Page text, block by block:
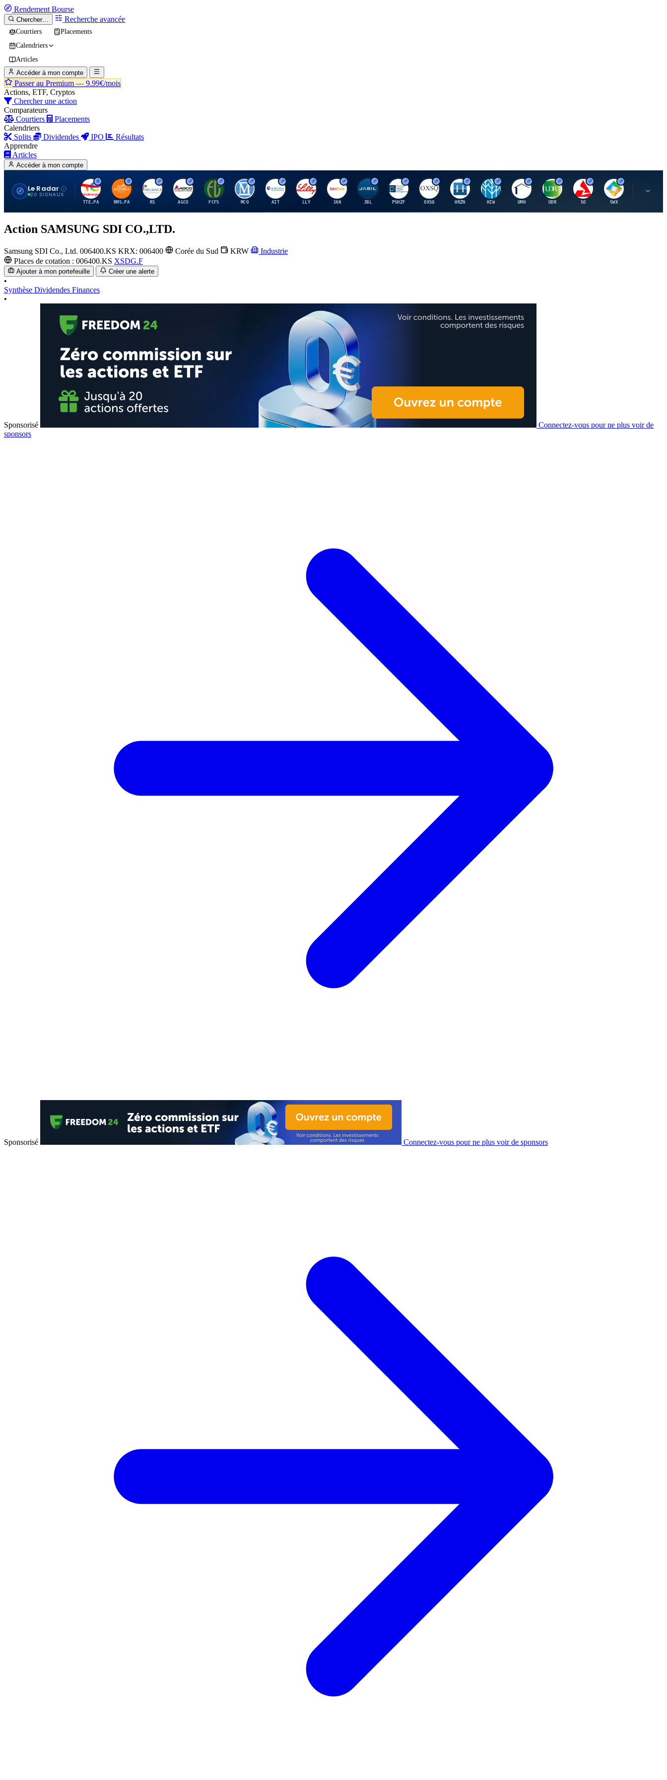
Rendement Bourse
Chercher… Recherche avancée
Courtiers
Placements
Calendriers
Articles
Accéder à mon compte
Passer au Premium — 9.99€/mois
Actions, ETF, Cryptos
Chercher une action
Comparateurs
Courtiers
Placements
Calendriers
Splits
Dividendes IPO
Résultats
Apprendre
Articles
Accéder à mon compte
Le Radar
20 SIGNAUX
T
TTE.PA
H
RMS.PA
R
RS
A
AGCO
F
FCFS
M
MCO
A
AIT
E
LLY
J
JAN
J
JBL
P
PSHZF
O
OXSQ
H
HRZN
H
HIW
U
UMH
U
UDR
S
SO
S
SWX
S
Action SAMSUNG SDI CO.,LTD.
Samsung SDI Co., Ltd. 006400.KS KRX: 006400 Corée du Sud KRW
Industrie
Places de cotation : 006400.KS XSDG.F
Ajouter à mon portefeuille Créer une alerte
•
Synthèse Dividendes Finances
•
Sponsorisé
Connectez-vous pour ne plus voir de
sponsors
Sponsorisé Connectez-vous pour ne plus voir de sponsors